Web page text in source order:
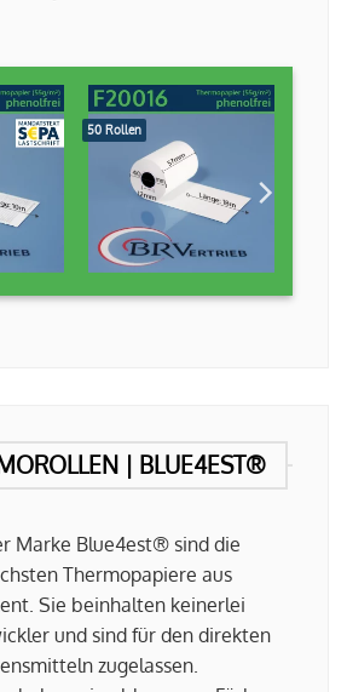
50 Rollen
| BLUE4EST®
Marke Blue4est® sind die
Thermopapiere aus
Sie beinhalten keinerlei
und sind für den direkten
zugelassen.